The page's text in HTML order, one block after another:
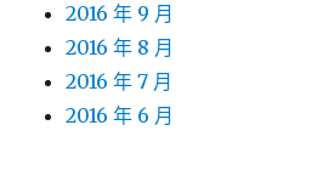
2016 年 9 月
2016 年 8 月
2016 年 7 月
2016 年 6 月